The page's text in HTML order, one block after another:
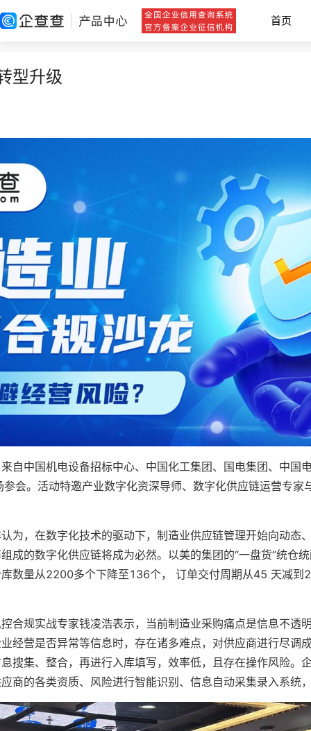
首页
型升级
自中国机电设备招标中心、中国化工集团、国电集团、中国
会。活动特邀产业数字化资深导师、数字化供应链运营专
为，在数字化技术的驱动下，制造业供应链管理开始向动态
成的数字化供应链将成为必然。以美的集团的“一盘货”统仓
数量从2200多个下降至136个， 订单交付周期从45 天减
合规实战专家钱凌浩表示，当前制造业采购痛点是信息不透
经营是否异常等信息时，存在诸多难点，对供应商进行尽调
搜集、整合，再进行入库填写，效率低，且存在操作风险。
商的各类资质、风险进行智能识别、信息自动采集录入系统